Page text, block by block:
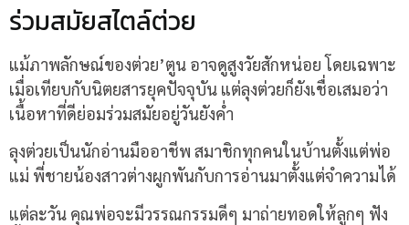
ร่วมสมัยสไตล์ต่วย
แม้ภาพลักษณ์ของต่วย’ตูน อาจดูสูงวัยสักหน่อย โดยเฉพาะ
เมื่อเทียบกับนิตยสารยุคปัจจุบัน แต่ลุงต่วยก็ยังเชื่อเสมอว่า
เนื้อหาที่ดีย่อมร่วมสมัยอยู่วันยังค่ำ
ลุงต่วยเป็นนักอ่านมืออาชีพ สมาชิกทุกคนในบ้านตั้งแต่พ่อ
แม่ พี่ชายน้องสาวต่างผูกพันกับการอ่านมาตั้งแต่จำความได้
แต่ละวัน คุณพ่อจะมีวรรณกรรมดีๆ มาถ่ายทอดให้ลูกๆ ฟัง